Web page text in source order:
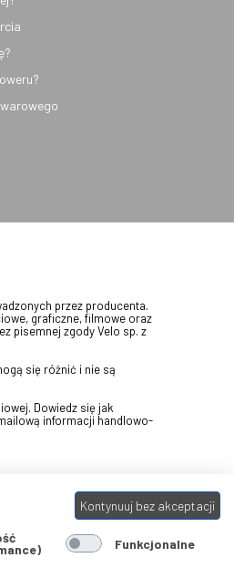
przez producenta.
graficzne, filmowe oraz
pisemnej zgody Velo sp. z
się różnić i nie są
Dowiedz się jak
informacji handlowo-
Kontynuuj bez akceptacji
Funkcjonalne